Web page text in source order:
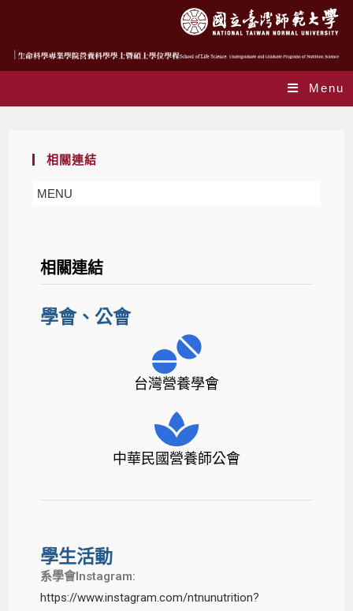
Menu
相關連結
MENU
相關連結
學會、公會
台灣營養學會
中華民國營養師公會
學生活動
系學會Instagram:
https://www.instagram.com/ntnunutrition?